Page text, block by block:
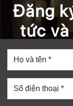
Đăng
tức